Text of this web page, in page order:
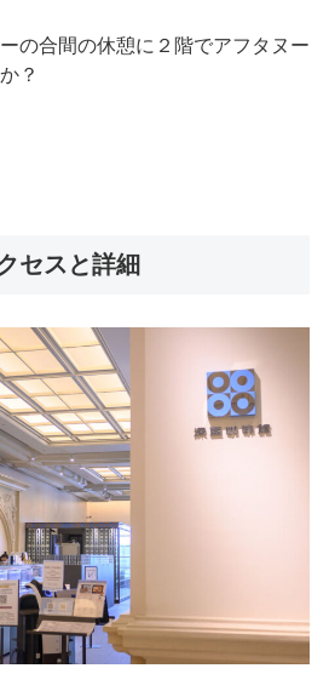
の合間の休憩に２階でアフタヌー
？
セスと詳細